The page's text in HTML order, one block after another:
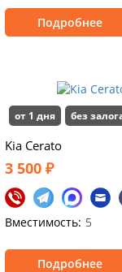
Подробнее
от 1 дня без
Kia Cerato
3 500 ₽
Вместимость: 5
Подробнее